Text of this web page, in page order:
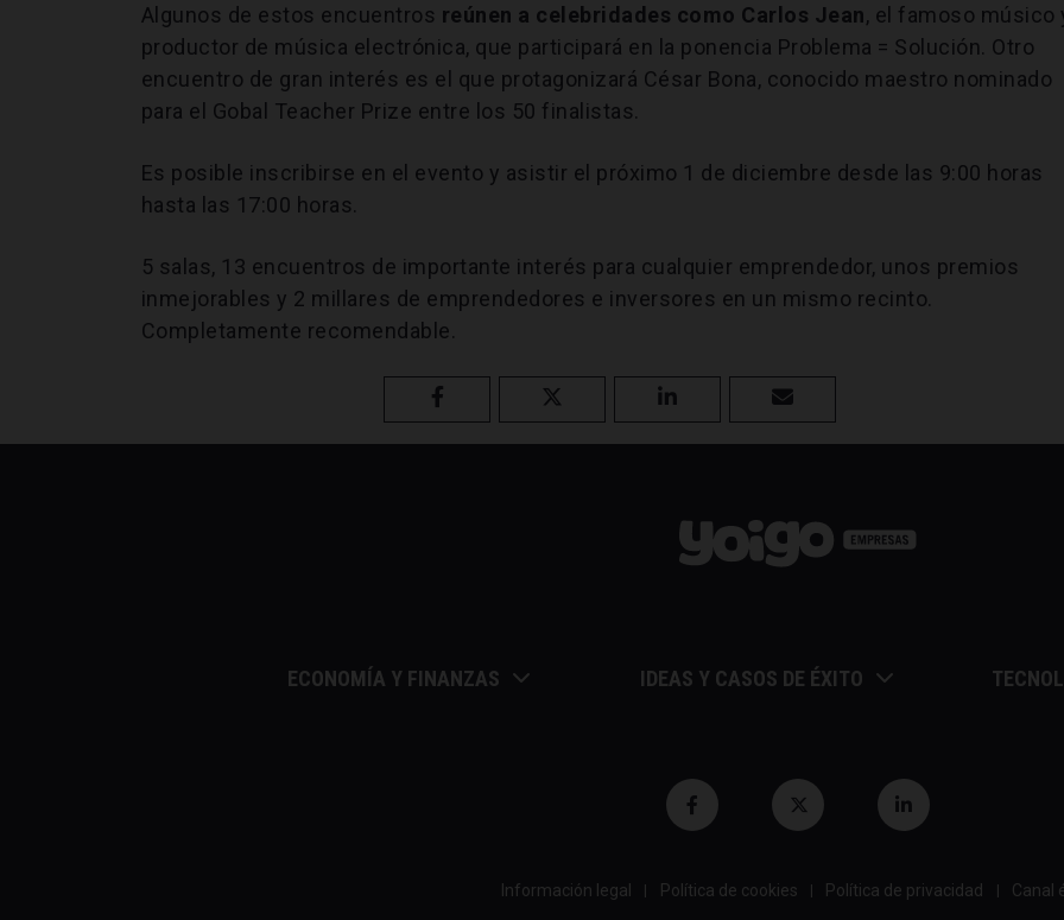
Algunos de estos encuentros reúnen a celebridades como Carlos Jean, el famoso músico
productor de música electrónica, que participará en la ponencia Problema = Solución. Otro
encuentro de gran interés es el que protagonizará César Bona, conocido maestro nominado
para el Gobal Teacher Prize entre los 50 finalistas.
Es posible inscribirse en el evento y asistir el próximo 1 de diciembre desde las 9:00 horas
hasta las 17:00 horas.
5 salas, 13 encuentros de importante interés para cualquier emprendedor, unos premios
inmejorables y 2 millares de emprendedores e inversores en un mismo recinto.
Completamente recomendable.
ECONOMÍA Y FINANZAS IDEAS Y CASOS DE ÉXITO
Entrevistas / autores
Gestión y liderazgo
Psicología y coaching
Información legal | Política de cookies | Política de privacidad | Canal